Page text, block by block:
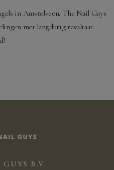
in Amstelveen. The Nail Guys
met langdurig resultaat.
B.V.